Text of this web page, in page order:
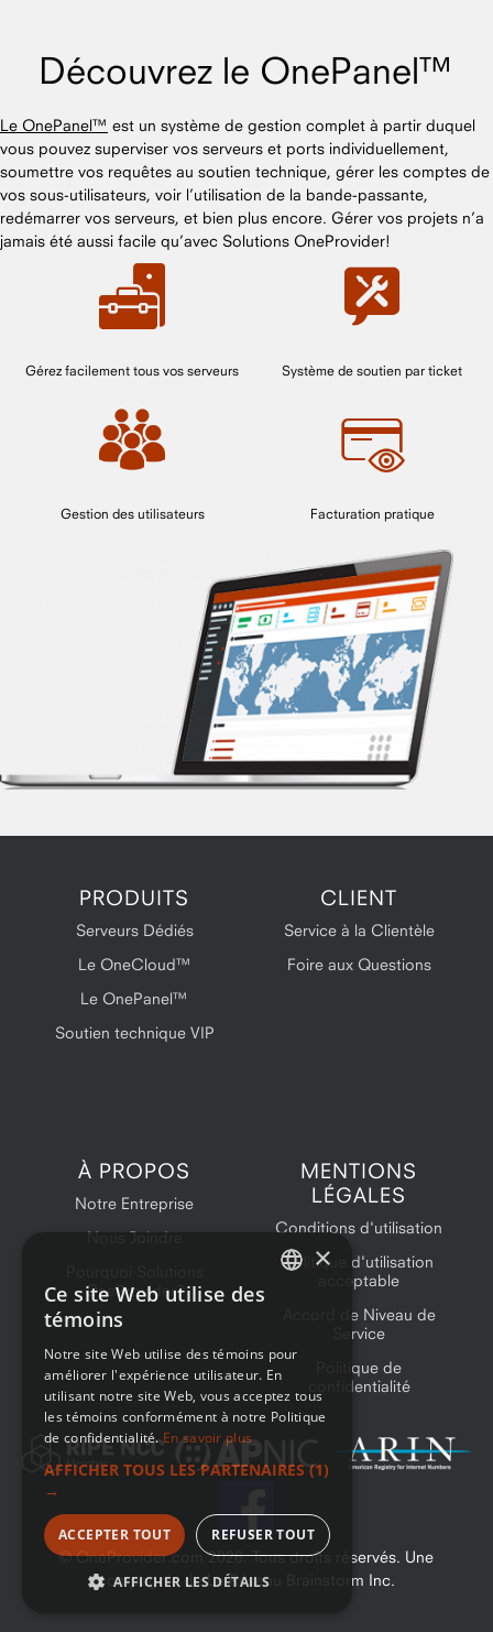
Découvrez le OnePanel™
Le OnePanel™ est un système de gestion complet à partir duquel
vous pouvez superviser vos serveurs et ports individuellement,
soumettre vos requêtes au soutien technique, gérer les comptes de
vos sous-utilisateurs, voir l’utilisation de la bande-passante,
redémarrer vos serveurs, et bien plus encore. Gérer vos projets n’a
jamais été aussi facile qu’avec Solutions OneProvider!
Gérez facilement tous vos serveurs Système de soutien par ticket
Gestion des utilisateurs Facturation pratique
PRODUITS
Serveurs Dédiés
Le OneCloud™
Le OnePanel™
Soutien technique VIP
CLIENT
Service à la Clientèle
Foire aux Questions
À PROPOS
Notre Entreprise
Nous Joindre
OneProvider?
MENTIONS
LÉGALES
Conditions d'utilisation
Politique d'utilisation
acceptable
Accord de Niveau de
Service
Politique de
confidentialité
© OneProvider.com2026. Tous droits réservés. Une
compagnie de Le Réseau Brainstorm Inc.
×
Ce site Web utilise des
témoins
Notre site Web utilise des témoins pour
améliorer l'expérience utilisateur. En
utilisant notre site Web, vous acceptez tous
les témoins conformément à notre Politique
de confidentialité. En savoir plus
AFFICHER TOUS LES PARTENAIRES (1)
→
ACCEPTER TOUT REFUSER TOUT
AFFICHER LES DÉTAILS